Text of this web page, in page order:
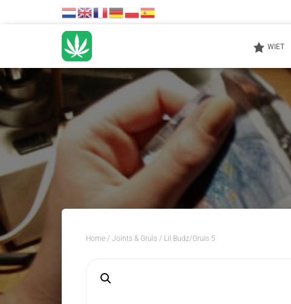
WIET
Home / Joints & Gruis / Lil Budz/Gruis 5